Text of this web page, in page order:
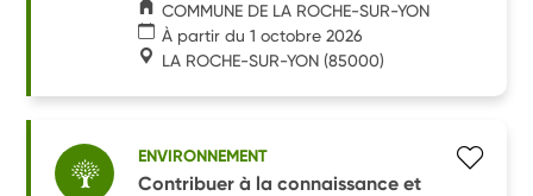
COMMUNE DE LA ROCHE-SUR-YON
À partir du 1 octobre 2026
LA ROCHE-SUR-YON (85000)
ENVIRONNEMENT
Contribuer à la connaissance et